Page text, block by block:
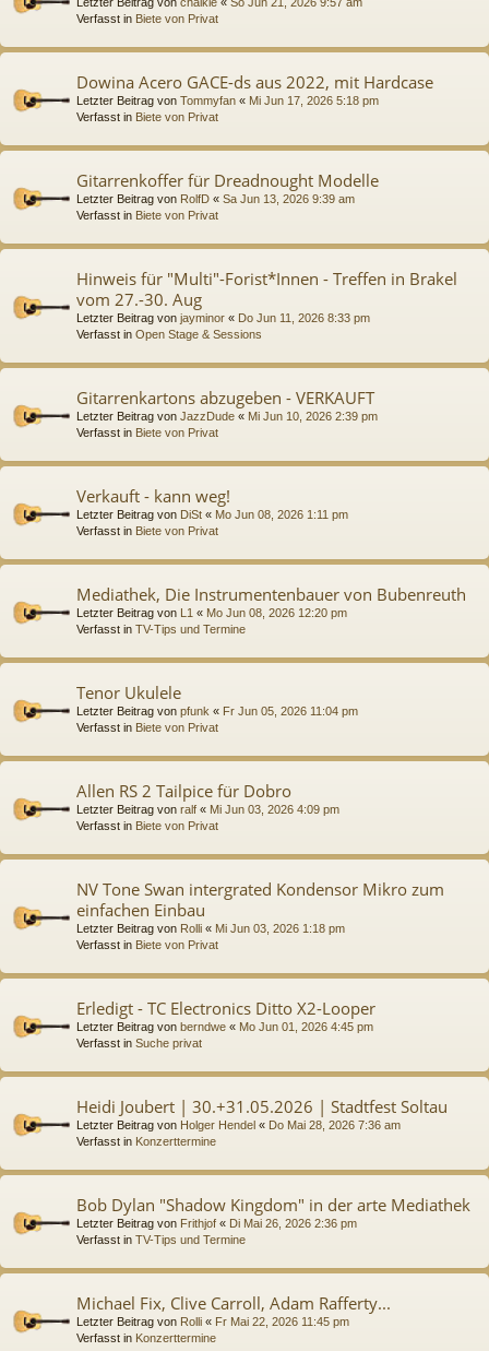
Verfasst in Biete von Privat
Dowina Acero GACE-ds aus 2022, mit Hardcase
Letzter Beitrag von Tommyfan « Mi Jun 17, 2026 5:18 pm
Verfasst in Biete von Privat
Gitarrenkoffer für Dreadnought Modelle
Letzter Beitrag von RolfD « Sa Jun 13, 2026 9:39 am
Verfasst in Biete von Privat
Hinweis für "Multi"-Forist*Innen - Treffen in Brakel
vom 27.-30. Aug
Letzter Beitrag von jayminor « Do Jun 11, 2026 8:33 pm
Verfasst in Open Stage & Sessions
Gitarrenkartons abzugeben - VERKAUFT
Letzter Beitrag von JazzDude « Mi Jun 10, 2026 2:39 pm
Verfasst in Biete von Privat
Verkauft - kann weg!
Letzter Beitrag von DiSt « Mo Jun 08, 2026 1:11 pm
Verfasst in Biete von Privat
Mediathek, Die Instrumentenbauer von Bubenreuth
Letzter Beitrag von L1 « Mo Jun 08, 2026 12:20 pm
Verfasst in TV-Tips und Termine
Tenor Ukulele
Letzter Beitrag von pfunk « Fr Jun 05, 2026 11:04 pm
Verfasst in Biete von Privat
Allen RS 2 Tailpice für Dobro
Letzter Beitrag von ralf « Mi Jun 03, 2026 4:09 pm
Verfasst in Biete von Privat
NV Tone Swan intergrated Kondensor Mikro zum
einfachen Einbau
Letzter Beitrag von Rolli « Mi Jun 03, 2026 1:18 pm
Verfasst in Biete von Privat
Erledigt - TC Electronics Ditto X2-Looper
Letzter Beitrag von berndwe « Mo Jun 01, 2026 4:45 pm
Verfasst in Suche privat
Heidi Joubert | 30.+31.05.2026 | Stadtfest Soltau
Letzter Beitrag von Holger Hendel « Do Mai 28, 2026 7:36 am
Verfasst in Konzerttermine
Bob Dylan "Shadow Kingdom" in der arte Mediathek
Letzter Beitrag von Frithjof « Di Mai 26, 2026 2:36 pm
Verfasst in TV-Tips und Termine
Michael Fix, Clive Carroll, Adam Rafferty...
Letzter Beitrag von Rolli « Fr Mai 22, 2026 11:45 pm
Verfasst in Konzerttermine